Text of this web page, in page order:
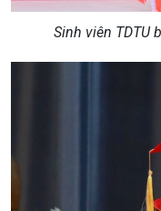
Sinh viên TDTU